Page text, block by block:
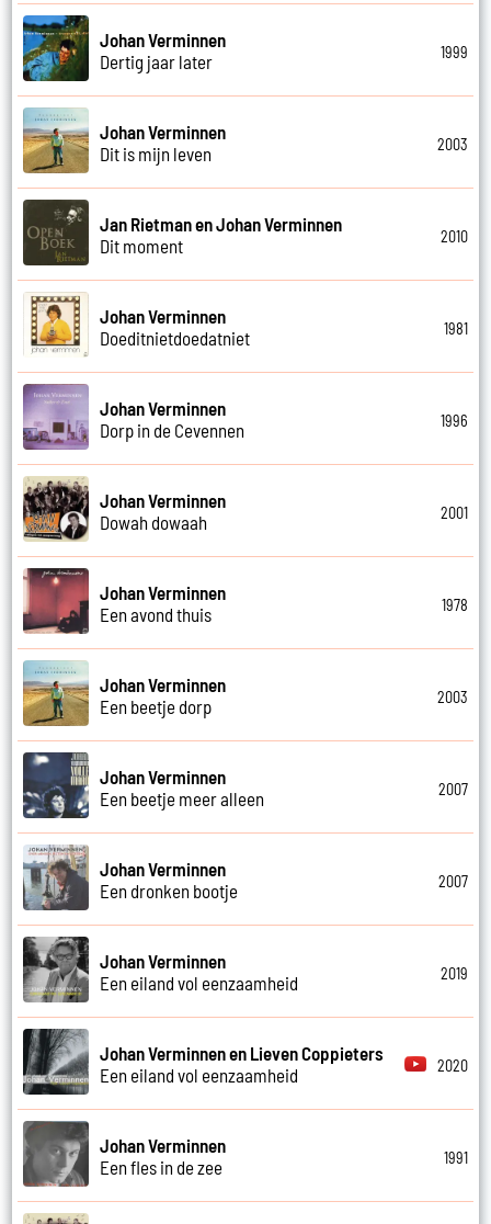
Johan Verminnen
Dertig jaar later
1999
Johan Verminnen
Dit is mijn leven
2003
Jan Rietman en Johan Verminnen
Dit moment
2010
Johan Verminnen
Doeditnietdoedatniet
1981
Johan Verminnen
Dorp in de Cevennen
1996
Johan Verminnen
Dowah dowaah
2001
Johan Verminnen
Een avond thuis
1978
Johan Verminnen
Een beetje dorp
2003
Johan Verminnen
Een beetje meer alleen
2007
Johan Verminnen
Een dronken bootje
2007
Johan Verminnen
Een eiland vol eenzaamheid
2019
Johan Verminnen en Lieven Coppieters
Een eiland vol eenzaamheid
2020
Johan Verminnen
Een fles in de zee
1991